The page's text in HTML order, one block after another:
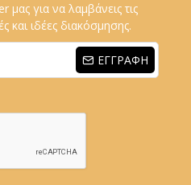
για να λαμβάνεις τις
και ιδέες διακόσμησης.
ΕΓΓΡΑΦΉ